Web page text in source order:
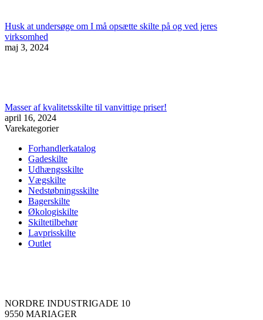
Husk at undersøge om I må opsætte skilte på og ved jeres
virksomhed
maj 3, 2024
Masser af kvalitetsskilte til vanvittige priser!
april 16, 2024
Varekategorier
Forhandlerkatalog
Gadeskilte
Udhængsskilte
Vægskilte
Nedstøbningsskilte
Bagerskilte
Økologiskilte
Skiltetilbehør
Lavprisskilte
Outlet
NORDRE INDUSTRIGADE 10
9550 MARIAGER